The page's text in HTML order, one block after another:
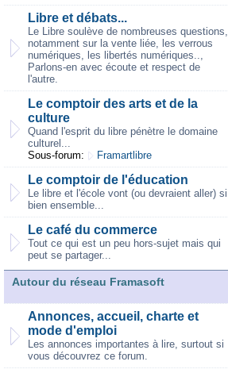
Libre et débats...
Le Libre soulève de nombreuses questions,
notamment sur la vente liée, les verrous
numériques, les libertés numériques..,
Parlons-en avec écoute et respect de
l'autre.
Le comptoir des arts et de la
culture
Quand l'esprit du libre pénètre le domaine
culturel...
Sous-forum:
Framartlibre
Le comptoir de l'éducation
Le libre et l'école vont (ou devraient aller) si
bien ensemble...
Le café du commerce
Tout ce qui est un peu hors-sujet mais qui
peut se partager...
Autour du réseau Framasoft
Annonces, accueil, charte et
mode d'emploi
Les annonces importantes à lire, surtout si
vous découvrez ce forum.